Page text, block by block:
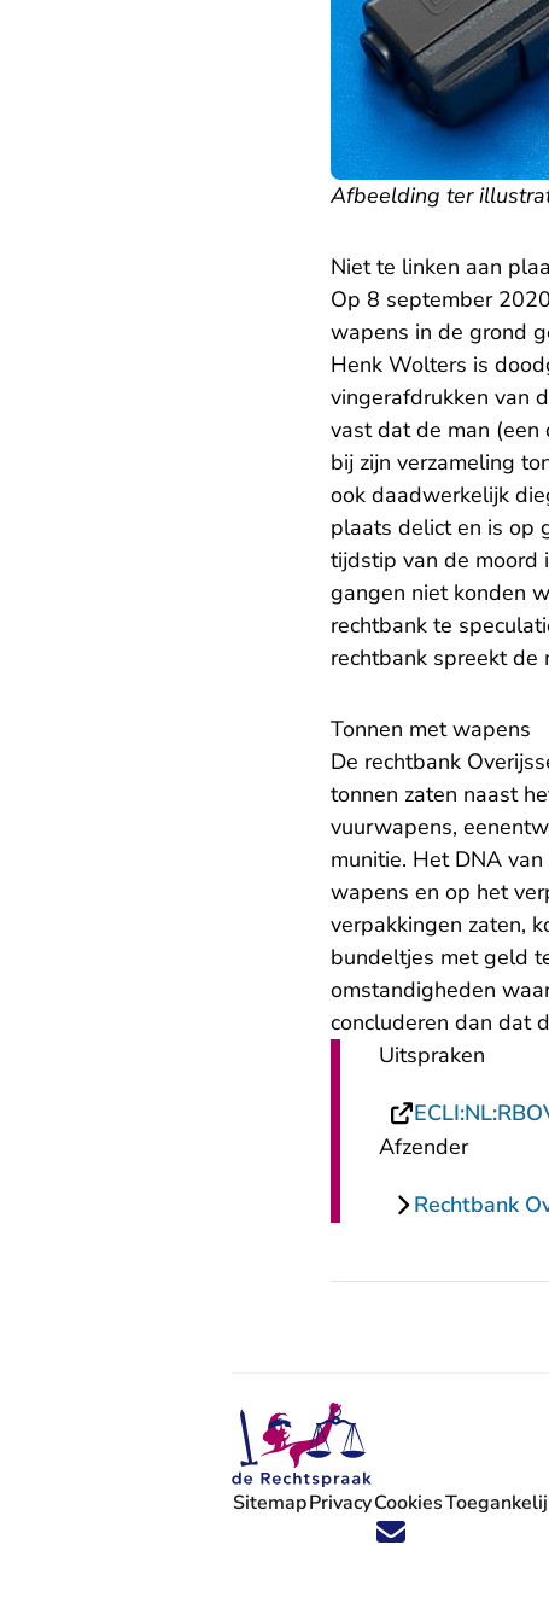
Afbeelding ter
Niet te linken aan
Op 8 september
wapens in de grond
Henk Wolters is
vingerafdrukken van
vast dat de man (een
bij zijn verzameling
ook daadwerkelijk
plaats delict en is op
tijdstip van de moord
gangen niet konden
rechtbank te
rechtbank spreekt de
Tonnen met wapens
De rechtbank
tonnen zaten naast
vuurwapens,
munitie. Het DNA
wapens en op het
verpakkingen zaten,
bundeltjes met geld
omstandigheden
concluderen dan dat
Uitspraken
Afzender
Rechtbank
Volg ons op X (Twitter) - U verlaat
Volg ons op Facebook - U verlaat
Volg ons op Instagram - U
Volg ons op Youtube - U
Volg ons op LinkedIn
'Blijf op de hoogte'
SitemapPrivacyCookies